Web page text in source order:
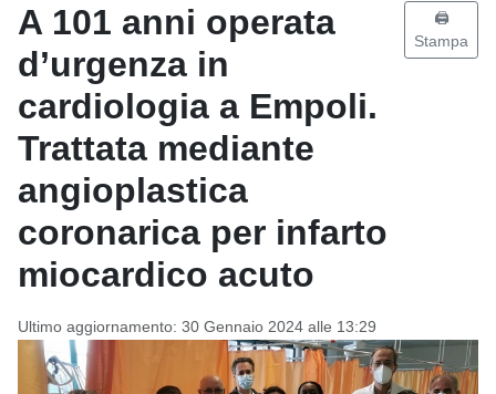
A 101 anni operata
d’urgenza in
cardiologia a Empoli.
Trattata mediante
angioplastica
coronarica per infarto
miocardico acuto
Ultimo aggiornamento: 30 Gennaio 2024 alle 13:29
🖨️
Stampa